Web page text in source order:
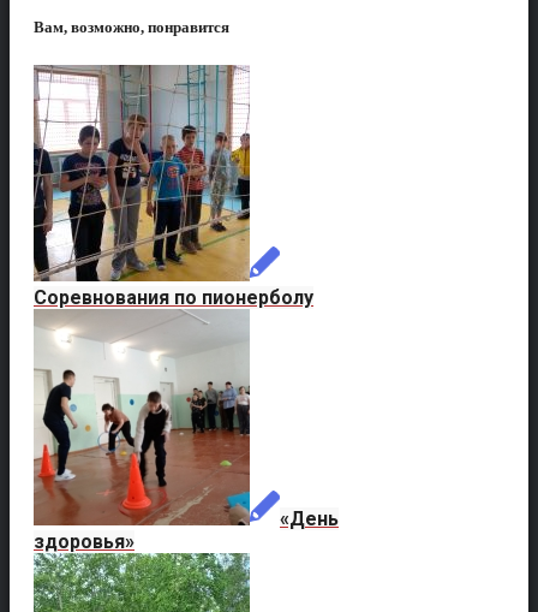
Вам, возможно, понравится
Соревнования по пионерболу
«День
здоровья»